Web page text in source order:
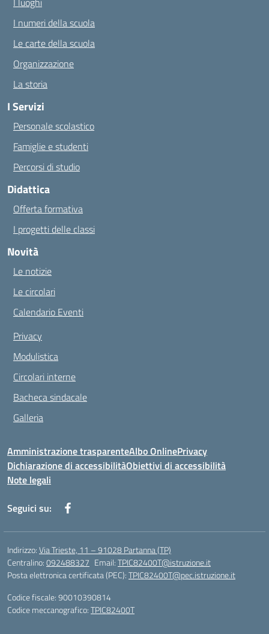
I numeri della scuola
Le carte della scuola
Organizzazione
La storia
I Servizi
Personale scolastico
Famiglie e studenti
Percorsi di studio
Didattica
Offerta formativa
I progetti delle classi
Novità
Le notizie
Le circolari
Calendario Eventi
Privacy
Modulistica
Circolari interne
Bacheca sindacale
Galleria
Amministrazione trasparenteAlbo OnlinePrivacy
Dichiarazione di accessibilitàObiettivi di accessibilità
Note legali
Seguici su:
Indirizzo:Via Trieste, 11 – 91028 Partanna (TP)
Centralino:092488327 Email:TPIC82400T@istruzione.it
Posta elettronica certificata (PEC):TPIC82400T@pec.istruzione.it
Codice fiscale: 90010390814
Codice meccanografico:TPIC82400T